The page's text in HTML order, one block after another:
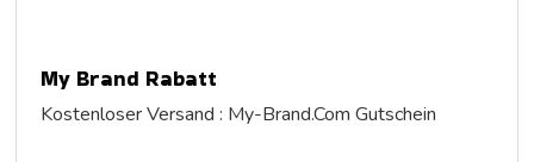
My Brand Rabatt
Kostenloser Versand : My-Brand.Com Gutschein